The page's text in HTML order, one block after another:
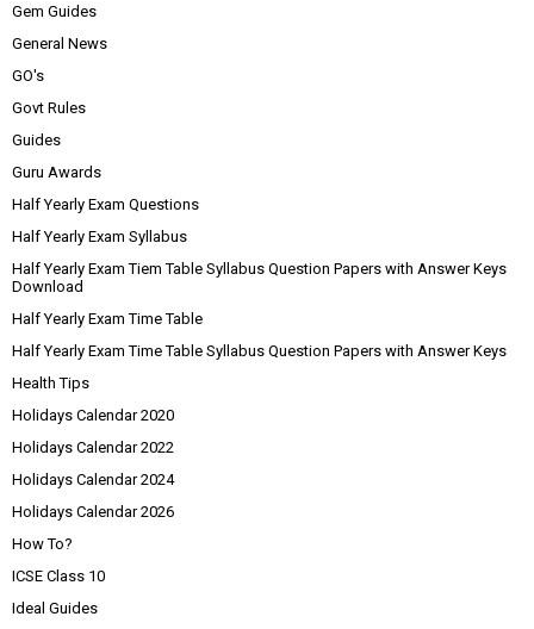
Gem Guides
General News
GO's
Govt Rules
Guides
Guru Awards
Half Yearly Exam Questions
Half Yearly Exam Syllabus
Half Yearly Exam Tiem Table Syllabus Question Papers with Answer Keys
Download
Half Yearly Exam Time Table
Half Yearly Exam Time Table Syllabus Question Papers with Answer Keys
Health Tips
Holidays Calendar 2020
Holidays Calendar 2022
Holidays Calendar 2024
Holidays Calendar 2026
How To?
ICSE Class 10
Ideal Guides